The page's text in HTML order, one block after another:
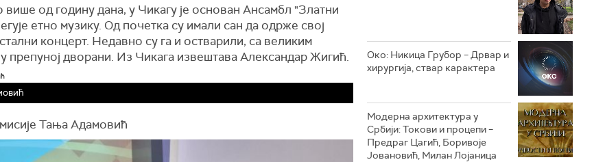
од годину дана, у Чикагу је основан Ансамбл "Златни
етно музику. Од почетка су имали сан да одрже свој
концерт. Недавно су га и остварили, са великим
препуној дворани. Из Чикага извештава Александар Жигић.
Тања Адамовић
РТС КЛАСИКА
РТС КОЛО
РТС ТРЕЗОР
РТС МУЗИКА
РТС ПОЛЕТАРАЦ
Око: Никица Грубор – Дрвар и
хирургија, ствар карактера
Модерна архитектура у
Србији: Токови и процепи –
Предраг Цагић, Боривоје
Јовановић, Милан Лојаница